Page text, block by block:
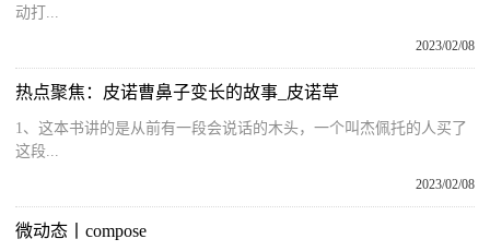
动打...
2023/02/08
热点聚焦：皮诺曹鼻子变长的故事_皮诺草
1、这本书讲的是从前有一段会说话的木头，一个叫杰佩托的人买了
这段...
2023/02/08
微动态丨compose